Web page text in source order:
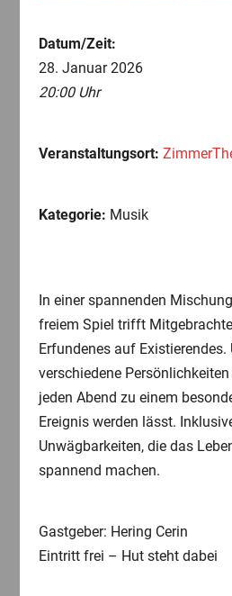
Datum/Zeit:
28. Januar 2026
20:00 Uhr
Veranstaltungsort:
Kategorie: Musik
In einer spannenden
freiem Spiel trifft
Erfundenes auf
verschiedene
jeden Abend zu einem
Ereignis werden lässt.
Unwägbarkeiten, die das
spannend machen.
Gastgeber: Hering Cerin
Eintritt frei – Hut steht dabei